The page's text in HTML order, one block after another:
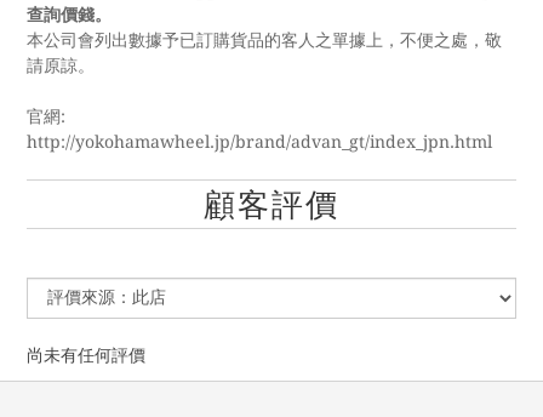
查詢價錢。
本公司會列出數據予已訂購貨品的客人之單據上，不便之處，敬
請原諒。
官網:
http://yokohamawheel.jp/brand/advan_gt/index_jpn.html
顧客評價
尚未有任何評價